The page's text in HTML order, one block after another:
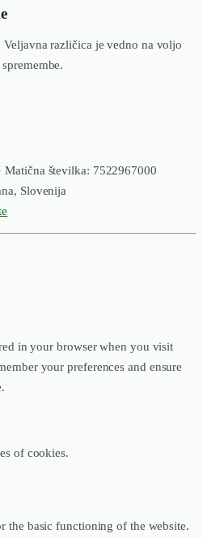
različica je vedno na voljo
Matična številka: 7522967000
Slovenija
in your browser when you visit
your preferences and ensure
of cookies.
the basic functioning of the website.